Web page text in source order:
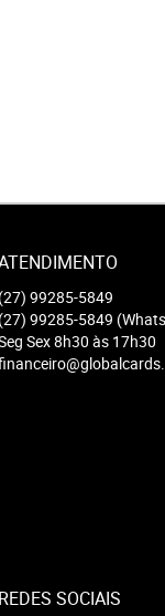
(27) 99285-5849
(27) 99285-5849
Sex 8h30 às 17h30
REDES SOCIAIS